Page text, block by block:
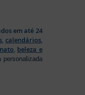
em até 24
, calendários,
, beleza e